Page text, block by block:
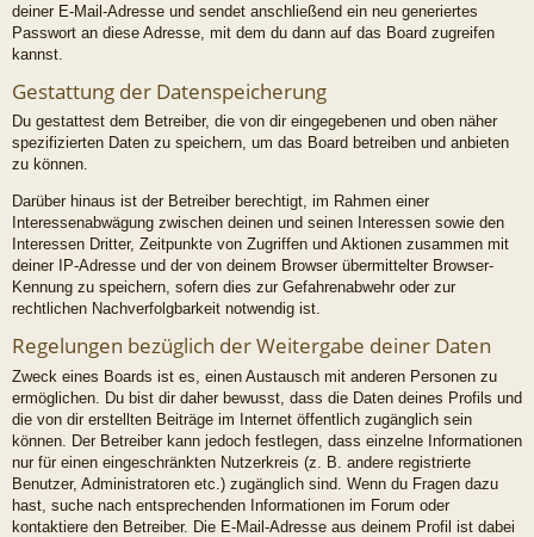
deiner E-Mail-Adresse und sendet anschließend ein neu generiertes
Passwort an diese Adresse, mit dem du dann auf das Board zugreifen
kannst.
Gestattung der Datenspeicherung
Du gestattest dem Betreiber, die von dir eingegebenen und oben näher
spezifizierten Daten zu speichern, um das Board betreiben und anbieten
zu können.
Darüber hinaus ist der Betreiber berechtigt, im Rahmen einer
Interessenabwägung zwischen deinen und seinen Interessen sowie den
Interessen Dritter, Zeitpunkte von Zugriffen und Aktionen zusammen mit
deiner IP-Adresse und der von deinem Browser übermittelter Browser-
Kennung zu speichern, sofern dies zur Gefahrenabwehr oder zur
rechtlichen Nachverfolgbarkeit notwendig ist.
Regelungen bezüglich der Weitergabe deiner Daten
Zweck eines Boards ist es, einen Austausch mit anderen Personen zu
ermöglichen. Du bist dir daher bewusst, dass die Daten deines Profils und
die von dir erstellten Beiträge im Internet öffentlich zugänglich sein
können. Der Betreiber kann jedoch festlegen, dass einzelne Informationen
nur für einen eingeschränkten Nutzerkreis (z. B. andere registrierte
Benutzer, Administratoren etc.) zugänglich sind. Wenn du Fragen dazu
hast, suche nach entsprechenden Informationen im Forum oder
kontaktiere den Betreiber. Die E-Mail-Adresse aus deinem Profil ist dabei